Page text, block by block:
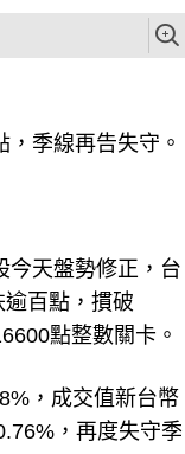
季線再告失守。
今天盤勢修正，台
百點，摜破
點整數關卡。
，成交值新台幣
，再度失守季